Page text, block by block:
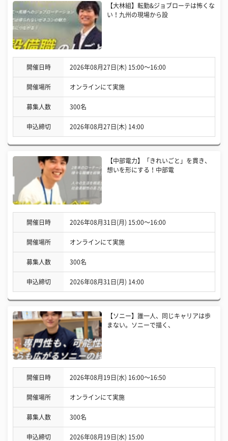
【大林組】転勤&ジョブローテは怖くな
い！九州の現場から設
開催日時 2026年08月27日(木) 15:00〜16:00
開催場所 オンラインにて実施
募集人数 300名
申込締切 2026年08月27日(木) 14:00
【中部電力】「きれいごと」を貫き、
想いを形にする！中部電
開催日時 2026年08月31日(月) 15:00〜16:00
開催場所 オンラインにて実施
募集人数 300名
申込締切 2026年08月31日(月) 14:00
【ソニー】誰一人、同じキャリアは歩
まない。ソニーで描く、
開催日時 2026年08月19日(水) 16:00〜16:50
開催場所 オンラインにて実施
募集人数 300名
申込締切 2026年08月19日(水) 15:00